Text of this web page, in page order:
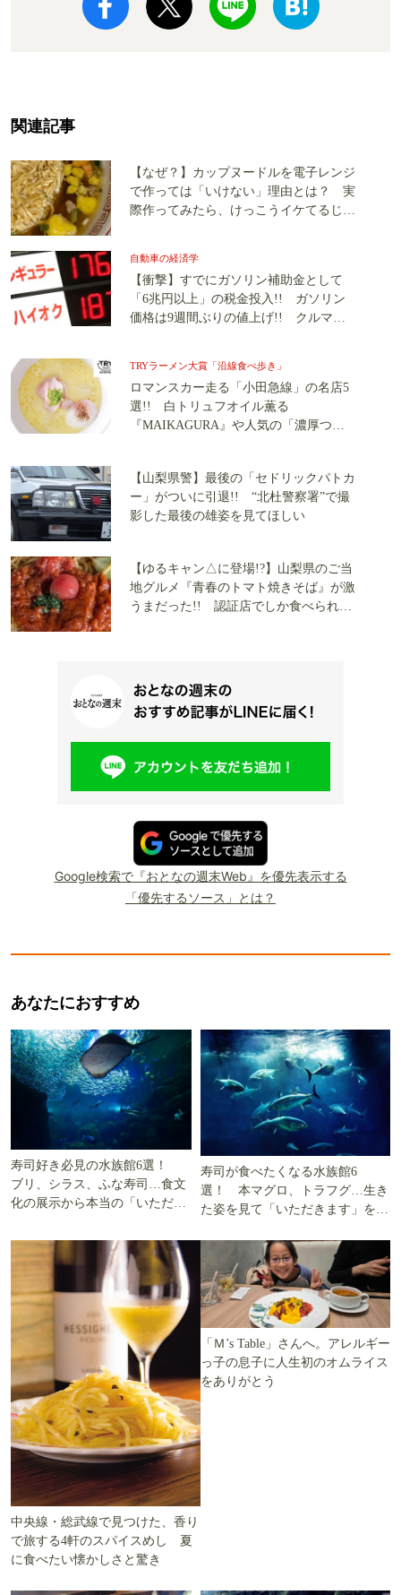
関連記事
【なぜ？】カップヌードルを電子レンジ
で作っては「いけない」理由とは？ 実
際作ってみたら、けっこうイケてるじゃ
自動車の経済学
【衝撃】すでにガソリン補助金として
「6兆円以上」の税金投入!! ガソリン
価格は9週間ぶりの値上げ!! クルマユ
TRYラーメン大賞「沿線食べ歩き」
ロマンスカー走る「小田急線」の名店5
選!! 白トリュフオイル薫る
『MAIKAGURA』や人気の「濃厚つけ
【山梨県警】最後の「セドリックパトカ
ー」がついに引退!! “北杜警察署”で撮
影した最後の雄姿を見てほしい
【ゆるキャン△に登場!?】山梨県のご当
地グルメ『青春のトマト焼きそば』が激
うまだった!! 認証店でしか食べられな
Google検索で『おとなの週末Web』を優先表示する
「優先するソース」とは？
あなたにおすすめ
寿司好き必見の水族館6選！
ブリ、シラス、ふな寿司…食文
化の展示から本当の「いただき
寿司が食べたくなる水族館6
選！ 本マグロ、トラフグ…生き
た姿を見て「いただきます」を考
中央線・総武線で見つけた、香り
で旅する4軒のスパイスめし 夏
に食べたい懐かしさと驚き
「Ｍ’s Table」さんへ。アレルギー
っ子の息子に人生初のオムライス
をありがとう